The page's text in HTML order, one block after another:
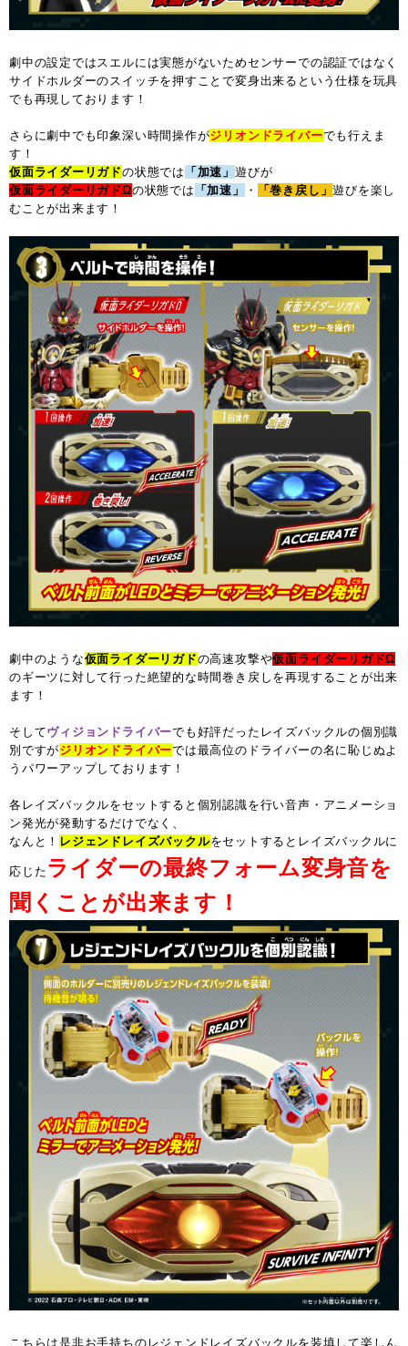
劇中の設定ではスエルには実態がないためセンサーでの認証ではなく
サイドホルダーのスイッチを押すことで変身出来るという仕様を玩具
でも再現しております！
さらに劇中でも印象深い時間操作がジリオンドライバーでも行えま
す！
仮面ライダーリガドの状態では 「加速」遊びが
仮面ライダーリガドΩの状態では 「加速」 ・ 「巻き戻し」遊びを楽し
むことが出来ます！
劇中のような仮面ライダーリガドの高速攻撃や仮面ライダーリガドΩ
のギーツに対して行った絶望的な時間巻き戻しを再現することが出来
ます！
そしてヴィジョンドライバーでも好評だったレイズバックルの個別識
別ですがジリオンドライバーでは最高位のドライバーの名に恥じぬよ
うパワーアップしております！
各レイズバックルをセットすると個別認識を行い音声・アニメーショ
ン発光が発動するだけでなく、
なんと！ レジェンドレイズバックルをセットするとレイズバックルに
応じた ライダーの最終フォーム変身音を
聞くことが出来ます！
こちらは是非お手持ちのレジェンドレイズバックルを装填して楽しん